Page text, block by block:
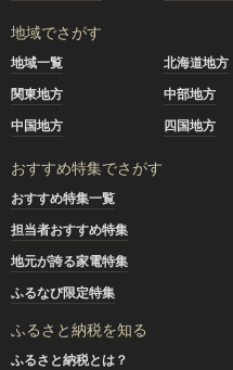
地域でさがす
地域一覧 北海道地方
関東地方
中部地方
中国地方
四国地方
おすすめ特集でさがす
おすすめ特集一覧
担当者おすすめ特集
地元が誇る家電特集
ふるなび限定特集
ふるさと納税を知る
ふるさと納税とは？